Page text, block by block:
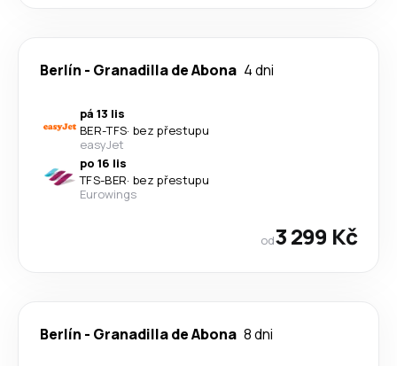
Berlín - Granadilla de Abona 4 dni
pá 13 lis
BER-TFS· bez přestupu
easyJet
po 16 lis
TFS-BER· bez přestupu
Eurowings
od3 299 Kč
Berlín - Granadilla de Abona 8 dni